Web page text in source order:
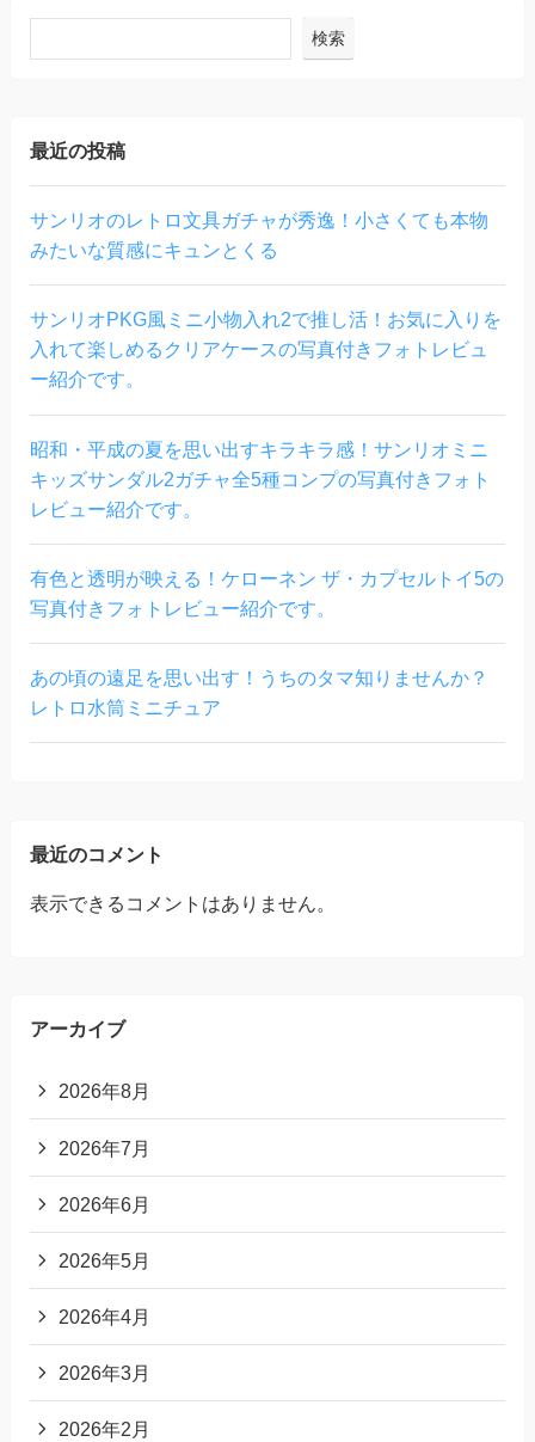
検索
最近の投稿
サンリオのレトロ文具ガチャが秀逸！小さくても本物
みたいな質感にキュンとくる
サンリオPKG風ミニ小物入れ2で推し活！お気に入りを
入れて楽しめるクリアケースの写真付きフォトレビュ
ー紹介です。
昭和・平成の夏を思い出すキラキラ感！サンリオミニ
キッズサンダル2ガチャ全5種コンプの写真付きフォト
レビュー紹介です。
有色と透明が映える！ケローネン ザ・カプセルトイ5の
写真付きフォトレビュー紹介です。
あの頃の遠足を思い出す！うちのタマ知りませんか？
レトロ水筒ミニチュア
最近のコメント
表示できるコメントはありません。
アーカイブ
2026年8月
2026年7月
2026年6月
2026年5月
2026年4月
2026年3月
2026年2月